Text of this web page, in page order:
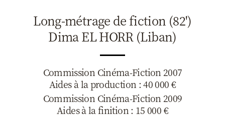
Clap ACP
Boites à
Accès pro
Long-métrage de fiction (82')
Dima EL HORR (Liban)
Commission Cinéma-Fiction 2007
Aides à la production : 40 000 €
Commission Cinéma-Fiction 2009
Aides à la finition : 15 000 €